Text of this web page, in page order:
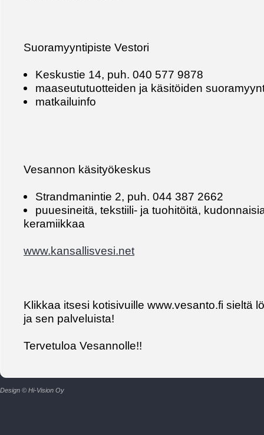
Suoramyyntipiste Vestori
Keskustie 14, puh. 040 577 9878
maaseututuotteiden ja käsitöiden
matkailuinfo
Vesannon käsityökeskus
Strandmanintie 2, puh. 044 387 2662
puuesineitä, tekstiili- ja tuohitöitä,
keramiikkaa
www.kansallisvesi.net
Klikkaa itsesi kotisivuille www.vesanto.fi sieltä
ja sen palveluista!
Tervetuloa Vesannolle!!
Design © Hi-Vision Oy